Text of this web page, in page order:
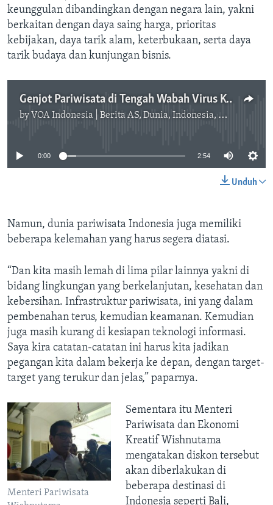
keunggulan dibandingkan dengan negara lain, yakni
berkaitan dengan daya saing harga, prioritas
kebijakan, daya tarik alam, keterbukaan, serta daya
tarik budaya dan kunjungan bisnis.
Genjot Pariwisata di Tengah Wabah Virus Korona, Jokowi Janji Beri Diskon
by VOA Indonesia | Berita AS, Dunia, Indonesia, Diaspora Indonesia di AS
No media source currently available
0:00 2:54
Unduh
Namun, dunia pariwisata Indonesia juga memiliki
beberapa kelemahan yang harus segera diatasi.
“Dan kita masih lemah di lima pilar lainnya yakni di
bidang lingkungan yang berkelanjutan, kesehatan dan
kebersihan. Infrastruktur pariwisata, ini yang dalam
pembenahan terus, kemudian keamanan. Kemudian
juga masih kurang di kesiapan teknologi informasi.
Saya kira catatan-catatan ini harus kita jadikan
pegangan kita dalam bekerja ke depan, dengan target-
target yang terukur dan jelas,” paparnya.
Menteri Pariwisata
Sementara itu Menteri
Pariwisata dan Ekonomi
Kreatif Wishnutama
mengatakan diskon tersebut
akan diberlakukan di
beberapa destinasi di
Indonesia seperti Bali,